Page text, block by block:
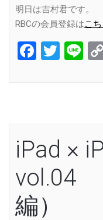
明日は吉村君です。
RBCの会員登録はこ
iPad ×
vol.04
編）